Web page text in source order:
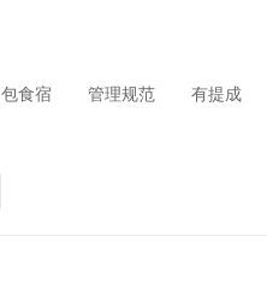
包食宿 管理规范 有提成